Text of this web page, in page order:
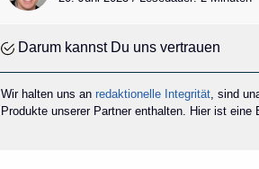
Darum kannst Du uns vertrauen
Wir halten uns anredaktionelle Integrität, sind
Produkte unserer Partner enthalten. Hier ist eine